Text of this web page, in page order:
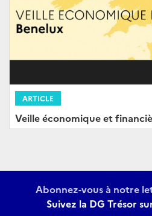
ARTICLE
Veille économique et
Abonnez-vous à notre
Suivez la DG Trésor